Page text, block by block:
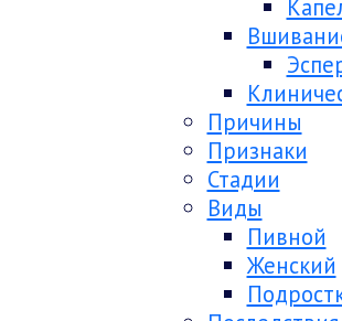
Причины
Признаки
Стадии
Виды
Пивной
Женский